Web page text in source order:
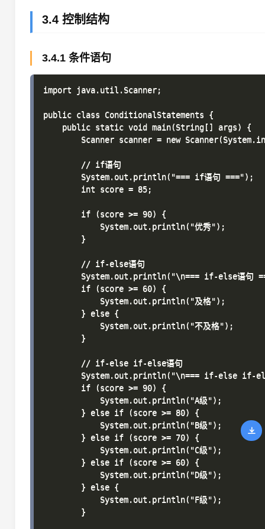
3.4 控制结构
3.4.1 条件语句
import java.util.Scanner;
public class ConditionalStatements {
    public static void main(String[] args) {
Scanner scanner = new
        // if语句
        System.out.println("=== if语句 ===");
        int score = 85;
        if (score >= 90) {
            System.out.println("优秀");
        }
        // if-else语句
System.out.println("\n=== if-else语句
        if (score >= 60) {
            System.out.println("及格");
        } else {
            System.out.println("不及格");
        }
        // if-else if-else语句
System.out.println("\n=== if-else if-
        if (score >= 90) {
            System.out.println("A级");
        } else if (score >= 80) {
            System.out.println("B级");
        } else if (score >= 70) {
            System.out.println("C级");
        } else if (score >= 60) {
            System.out.println("D级");
        } else {
            System.out.println("F级");
        }